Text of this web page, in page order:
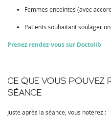
Femmes enceintes (avec
Patients souhaitant soulager
Prenez rendez-vous sur Doctolib
CE QUE VOUS POUVEZ
SÉANCE
Juste après la séance, vous noterez :